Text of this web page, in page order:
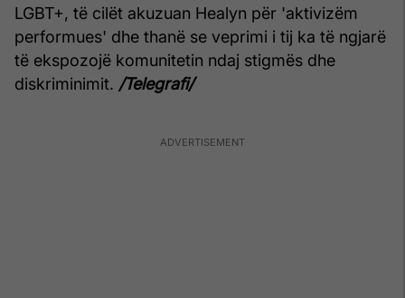
LGBT+, të cilët akuzuan Healyn për 'aktivizëm
performues' dhe thanë se veprimi i tij ka të ngjarë
të ekspozojë komunitetin ndaj stigmës dhe
diskriminimit. /Telegrafi/